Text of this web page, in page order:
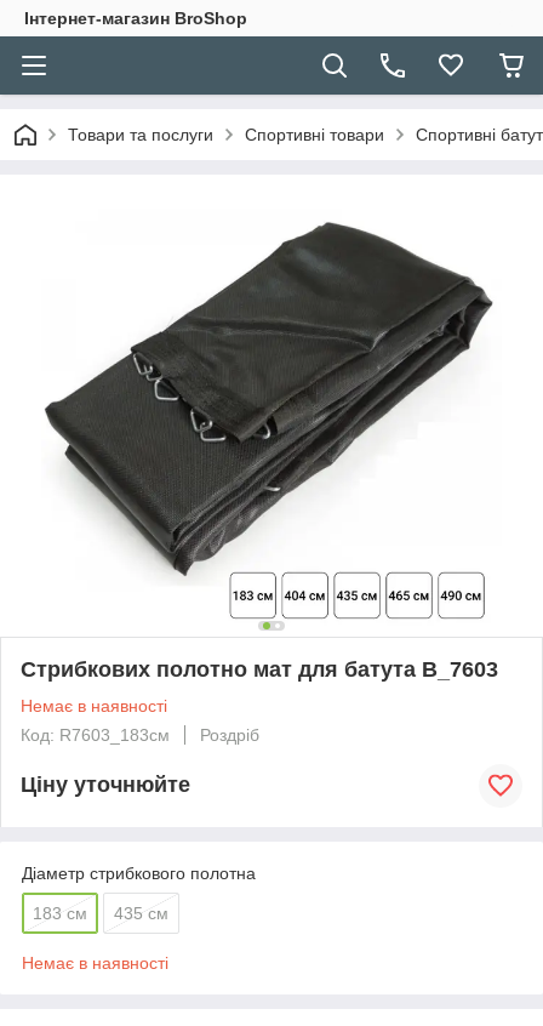
Інтернет-магазин BroShop
Товари та послуги Спортивні товари Спортивні
Стрибкових полотно мат для батута B_7603
Немає в наявності
Код: R7603_183см
Роздріб
Ціну уточнюйте
Діаметр стрибкового полотна
183 см 435 см
Немає в наявності